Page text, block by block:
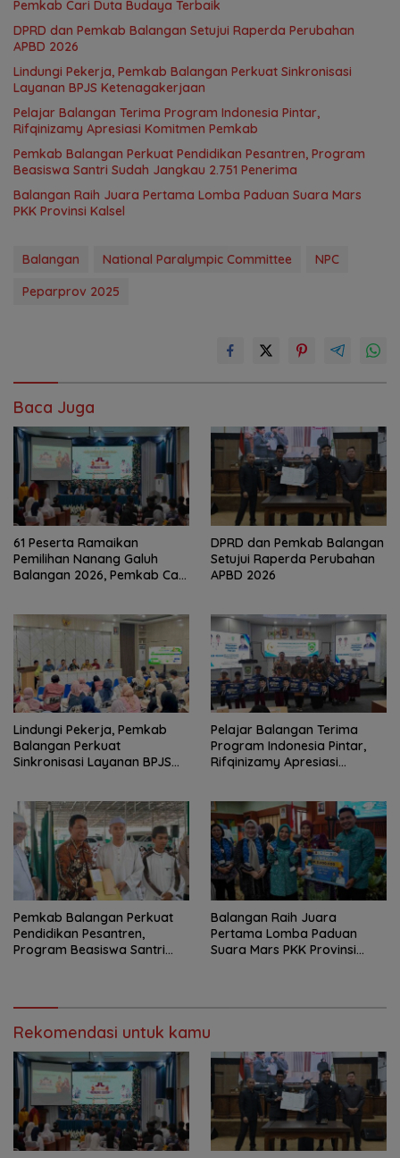
Pemkab Cari Duta Budaya Terbaik
DPRD dan Pemkab Balangan Setujui Raperda Perubahan
APBD 2026
Lindungi Pekerja, Pemkab Balangan Perkuat Sinkronisasi
Layanan BPJS Ketenagakerjaan
Pelajar Balangan Terima Program Indonesia Pintar,
Rifqinizamy Apresiasi Komitmen Pemkab
Pemkab Balangan Perkuat Pendidikan Pesantren, Program
Beasiswa Santri Sudah Jangkau 2.751 Penerima
Balangan Raih Juara Pertama Lomba Paduan Suara Mars
PKK Provinsi Kalsel
Balangan National Paralympic Committee
NPC
Peparprov 2025
Baca Juga
61 Peserta Ramaikan
Pemilihan Nanang Galuh
Balangan 2026, Pemkab Cari
DPRD dan Pemkab Balangan
Setujui Raperda Perubahan
APBD 2026
Lindungi Pekerja, Pemkab
Balangan Perkuat
Sinkronisasi Layanan BPJS
Pelajar Balangan Terima
Program Indonesia Pintar,
Rifqinizamy Apresiasi
Pemkab Balangan Perkuat
Pendidikan Pesantren,
Program Beasiswa Santri
Balangan Raih Juara
Pertama Lomba Paduan
Suara Mars PKK Provinsi
Rekomendasi untuk kamu